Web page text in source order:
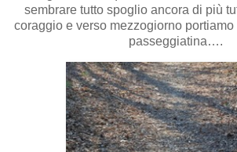
sembrare tutto spoglio ancora di più
coraggio e verso mezzogiorno
passeggiatina….